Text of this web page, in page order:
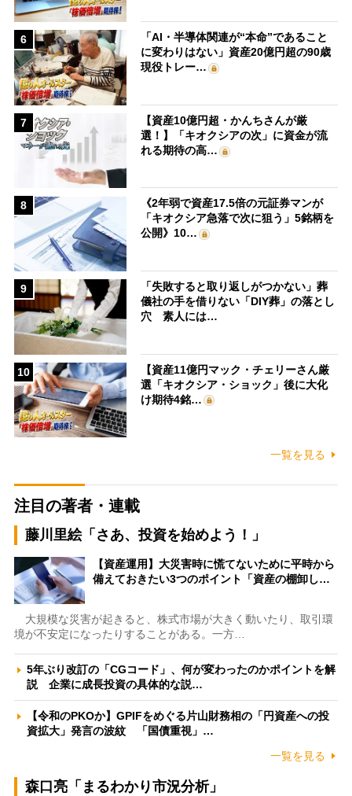
6
「AI・半導体関連が“本命”であること
に変わりはない」資産20億円超の90歳
現役トレー…
7
【資産10億円超・かんちさんが厳
選！】「キオクシアの次」に資金が流
れる期待の高…
8
《2年弱で資産17.5倍の元証券マンが
「キオクシア急落で次に狙う」5銘柄を
公開》10…
9
「失敗すると取り返しがつかない」葬
儀社の手を借りない「DIY葬」の落とし
穴 素人には…
10
【資産11億円マック・チェリーさん厳
選「キオクシア・ショック」後に大化
け期待4銘…
一覧を見る
注目の著者・連載
藤川里絵「さあ、投資を始めよう！」
【資産運用】大災害時に慌てないために平時から
備えておきたい3つのポイント「資産の棚卸し…
大規模な災害が起きると、株式市場が大きく動いたり、取引環
境が不安定になったりすることがある。一方…
5年ぶり改訂の「CGコード」、何が変わったのかポイントを解
説 企業に成長投資の具体的な説…
【令和のPKOか】GPIFをめぐる片山財務相の「円資産への投
資拡大」発言の波紋 「国債重視」…
一覧を見る
森口亮「まるわかり市況分析」